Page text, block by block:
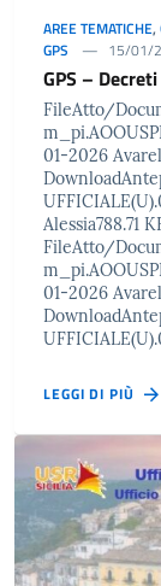
AREE TEMATICHE,
GPS
15/01/
GPS –
FileAtto/
01-2026
Alessia788.71
FileAtto/
01-2026
LEGGI DI PIÙ